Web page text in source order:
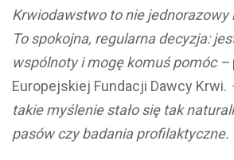
Krwiodawstwo to nie jednorazowy
To spokojna, regularna decyzja:
wspólnoty i mogę komuś pomóc –
Europejskiej Fundacji Dawcy Krwi.
takie myślenie stało się tak
pasów czy badania profilaktyczne.